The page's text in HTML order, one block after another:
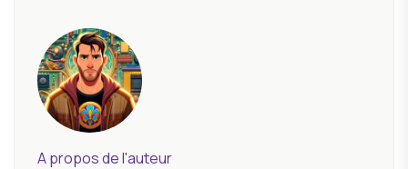
A propos de l'auteur